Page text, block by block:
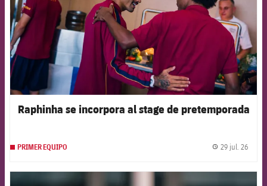
Raphinha se incorpora al stage de pretemporada
PRIMER EQUIPO 29 jul. 26